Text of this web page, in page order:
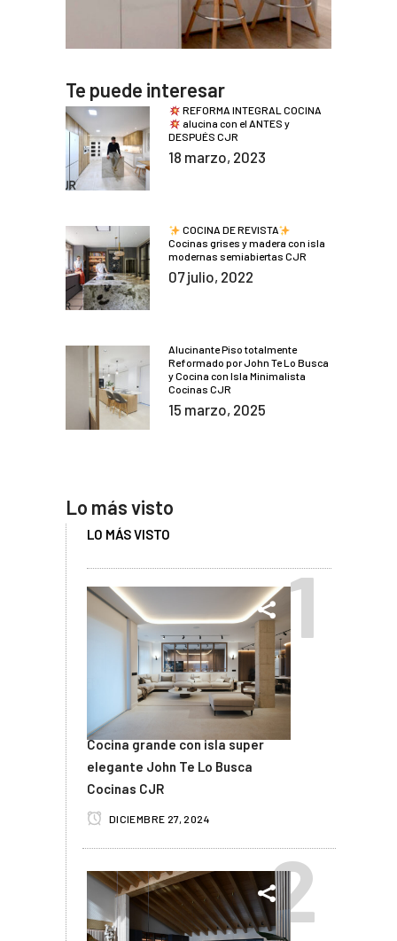
Te puede interesar
REFORMA INTEGRAL COCINA
alucina con el ANTES y
DESPUÉS CJR
18 marzo, 2023
COCINA DE REVISTA
Cocinas grises y madera con isla
modernas semiabiertas CJR
07 julio, 2022
Alucinante Piso totalmente
Reformado por John Te Lo Busca
y Cocina con Isla Minimalista
Cocinas CJR
15 marzo, 2025
Lo más visto
LO MÁS VISTO
Cocina grande con isla super
elegante John Te Lo Busca
Cocinas CJR
DICIEMBRE 27, 2024